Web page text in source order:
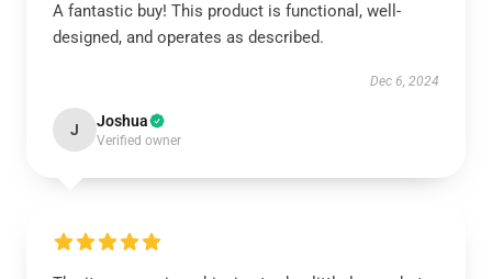
A fantastic buy! This product is functional, well-
designed, and operates as described.
Dec 6, 2024
J Joshua
Verified owner